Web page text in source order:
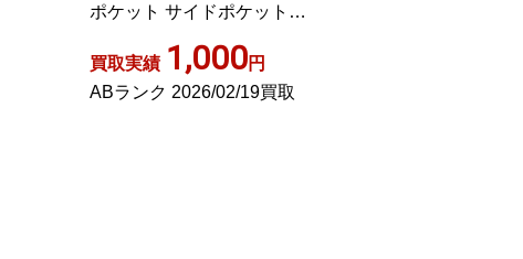
オールインワン サロペット
買取実績 2,300円
Aランク 2024/07/18買取